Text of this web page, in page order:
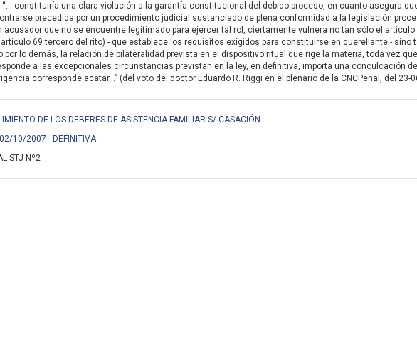
“... constituiría una clara violación a la garantía constitucional del debido proceso, en cuanto asegura
precedida por un procedimiento judicial sustanciado de plena conformidad a la legislación
acusador que no se encuentre legitimado para ejercer tal rol, ciertamente vulnera no tan sólo el artículo
69 tercero del rito) - que establece los requisitos exigidos para constituirse en querellante - sino
por lo demás, la relación de bilateralidad prevista en el dispositivo ritual que rige la materia, toda vez
a las excepcionales circunstancias previstan en la ley, en definitiva, importa una conculcación
corresponde acatar...” (del voto del doctor Eduardo R. Riggi en el plenario de la CNCPenal, del 23-
DE LOS DEBERES DE ASISTENCIA FAMILIAR S/ CASACIÓN
10/2007 - DEFINITIVA
STJ Nº2